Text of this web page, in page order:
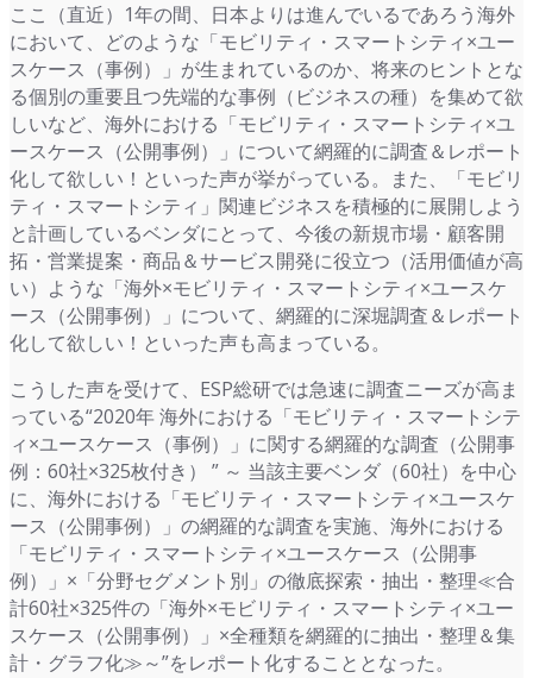
ここ（直近）1年の間、日本よりは進んでいるであろう海外
において、どのような「モビリティ・スマートシティ×ユー
スケース（事例）」が生まれているのか、将来のヒントとな
る個別の重要且つ先端的な事例（ビジネスの種）を集めて欲
しいなど、海外における「モビリティ・スマートシティ×ユ
ースケース（公開事例）」について網羅的に調査＆レポート
化して欲しい！といった声が挙がっている。また、「モビリ
ティ・スマートシティ」関連ビジネスを積極的に展開しよう
と計画しているベンダにとって、今後の新規市場・顧客開
拓・営業提案・商品＆サービス開発に役立つ（活用価値が高
い）ような「海外×モビリティ・スマートシティ×ユースケ
ース（公開事例）」について、網羅的に深堀調査＆レポート
化して欲しい！といった声も高まっている。
こうした声を受けて、ESP総研では急速に調査ニーズが高ま
っている“2020年 海外における「モビリティ・スマートシテ
ィ×ユースケース（事例）」に関する網羅的な調査（公開事
例：60社×325枚付き） ” ～ 当該主要ベンダ（60社）を中心
に、海外における「モビリティ・スマートシティ×ユースケ
ース（公開事例）」の網羅的な調査を実施、海外における
「モビリティ・スマートシティ×ユースケース（公開事
例）」×「分野セグメント別」の徹底探索・抽出・整理≪合
計60社×325件の「海外×モビリティ・スマートシティ×ユー
スケース（公開事例）」×全種類を網羅的に抽出・整理＆集
計・グラフ化≫～”をレポート化することとなった。